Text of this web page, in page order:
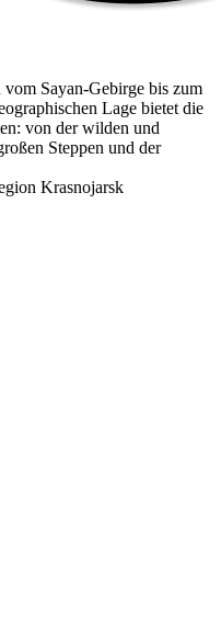
Sayan-Gebirge bis zum
Lage bietet die
von der wilden und
Steppen und der
Krasnojarsk